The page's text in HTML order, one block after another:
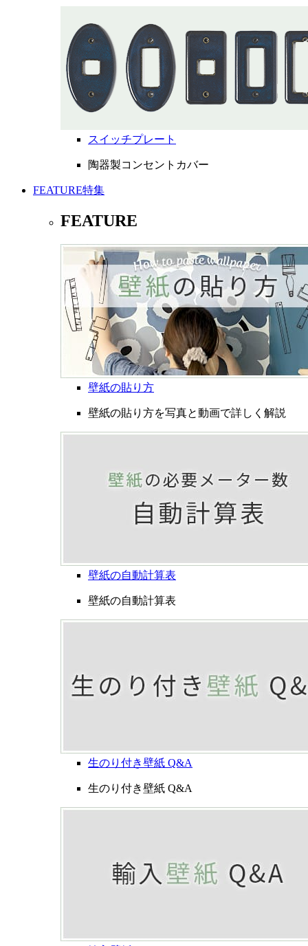
スイッチプレート
陶器製コンセントカバー
FEATURE特集
FEATURE
壁紙の貼り方
壁紙の貼り方を写真と動画で詳しく解説
壁紙の自動計算表
壁紙の自動計算表
生のり付き壁紙 Q&A
生のり付き壁紙 Q&A